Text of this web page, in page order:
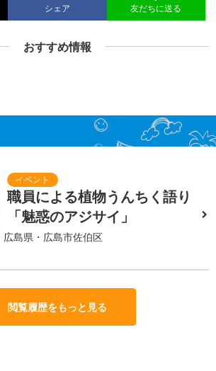
シェア 友だちに送る
おすすめ情報
職員による植物うんちく語り
「魅惑のアジサイ」
広島県・広島市佐伯区
閲覧履歴をもっと見る